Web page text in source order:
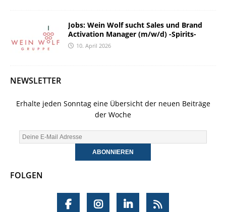
Jobs: Wein Wolf sucht Sales und Brand
Activation Manager (m/w/d) -Spirits-
10. April 2026
NEWSLETTER
Erhalte jeden Sonntag eine Übersicht der neuen Beiträge
der Woche
FOLGEN